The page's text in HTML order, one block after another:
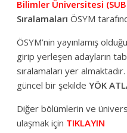
Bilimler Üniversitesi
Sıralamaları ÖSYM
ÖSYM’nin yayınlamış
girip yerleşen adayların
sıralamaları yer
güncel bir şekildeYÖK
Diğer bölümlerin ve
ulaşmak için TIKLAYIN